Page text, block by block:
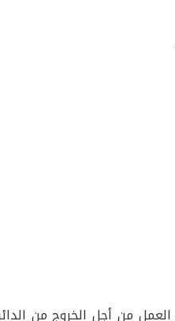
من أجل الخروج من